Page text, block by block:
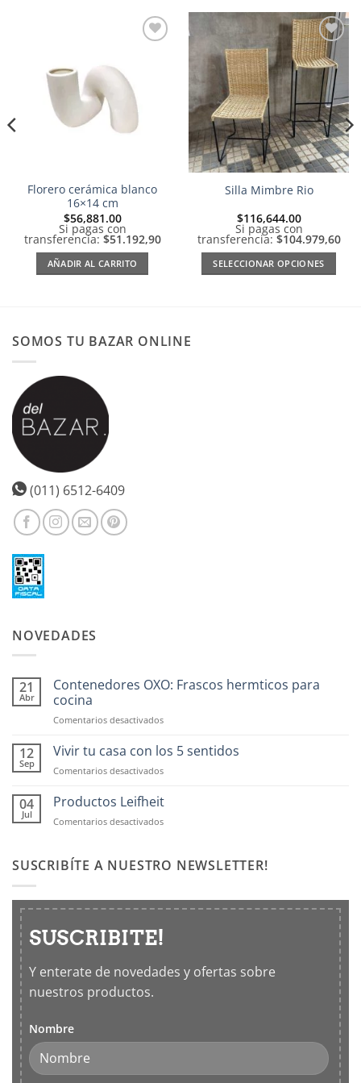
deseos
Florero cerámica blanco
16×14 cm
$56,881.00
Si pagas con
transferencia: $51.192,90
AÑADIR AL CARRITO
Añadir
a la
lista de
deseos
Silla Mimbre Rio
$116,644.00
Si pagas con
transferencia: $104.979,60
SELECCIONAR OPCIONES
SOMOS TU BAZAR ONLINE
(011) 6512-6409
NOVEDADES
21
Abr
Contenedores OXO: Frascos hermticos para
cocina
Comentarios desactivadosen
OXO:
hermticos
cocina
12
Sep
Vivir tu casa con los 5 sentidos
Comentarios desactivadosen
tu
con
sentidos
04
Jul
Productos Leifheit
Comentarios desactivadosen
SUSCRIBÍTE A NUESTRO NEWSLETTER!
SUSCRIBITE!
Y enterate de novedades y ofertas sobre
nuestros productos.
Nombre